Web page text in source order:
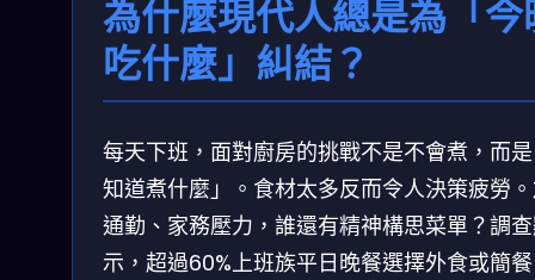
為什麼現代人總是為「今
吃什麼」糾結？
每天下班，面對廚房的挑戰不是不會煮，而
知道煮什麼」。食材太多反而令人決策疲勞
通勤、家務壓力，誰還有精神構思菜單？調
示，超過60%上班族平日晚餐選擇外食或簡